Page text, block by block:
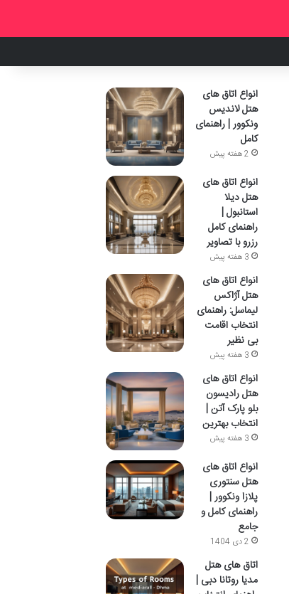
انواع اتاق های
هتل لاندیس
ونکوور | راهنمای
کامل
2 هفته پیش
انواع اتاق های
هتل دیلا
استانبول |
راهنمای کامل
رزرو با تصاویر
3 هفته پیش
انواع اتاق های
هتل آژاکس
لیماسل: راهنمای
انتخاب اقامت
بی نظیر
3 هفته پیش
انواع اتاق های
هتل رادیسون
بلو پارک آتن |
انتخاب بهترین
3 هفته پیش
انواع اتاق های
هتل سنتوری
پلازا ونکوور |
راهنمای کامل و
جامع
2 دی 1404
اتاق‌ های هتل
مدیا روتانا دبی |